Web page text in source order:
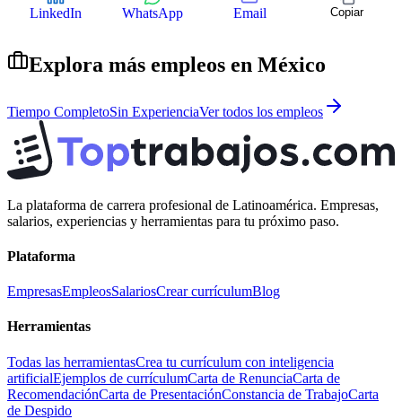
LinkedIn WhatsApp Email Copiar
Explora más empleos en México
Tiempo CompletoSin ExperienciaVer todos los empleos
La plataforma de carrera profesional de Latinoamérica. Empresas,
salarios, experiencias y herramientas para tu próximo paso.
Plataforma
EmpresasEmpleosSalariosCrear currículumBlog
Herramientas
Todas las herramientasCrea tu currículum con inteligencia
artificialEjemplos de currículumCarta de RenunciaCarta de
RecomendaciónCarta de PresentaciónConstancia de TrabajoCarta
de Despido